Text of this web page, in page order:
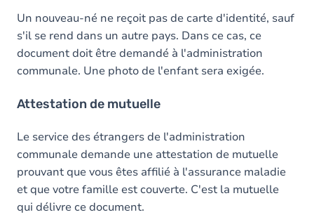
Un nouveau-né ne reçoit pas de carte d'identité, sauf
s'il se rend dans un autre pays. Dans ce cas, ce
document doit être demandé à l'administration
communale. Une photo de l'enfant sera exigée.
Attestation de mutuelle
Le service des étrangers de l'administration
communale demande une attestation de mutuelle
prouvant que vous êtes affilié à l'assurance maladie
et que votre famille est couverte. C'est la mutuelle
qui délivre ce document.